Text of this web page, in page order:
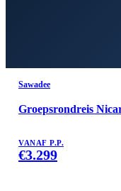
Sawadee
Groepsrondreis
VANAF P.P.
€3.299